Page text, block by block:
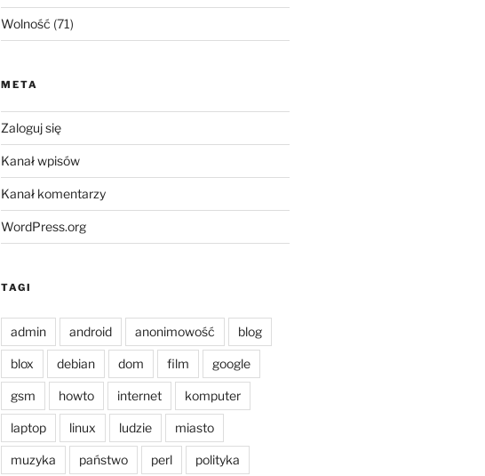
Wolność (71)
META
Zaloguj się
Kanał wpisów
Kanał komentarzy
WordPress.org
TAGI
admin android anonimowość blog
blox debian dom film google
gsm howto internet komputer
laptop linux ludzie miasto
muzyka państwo perl polityka